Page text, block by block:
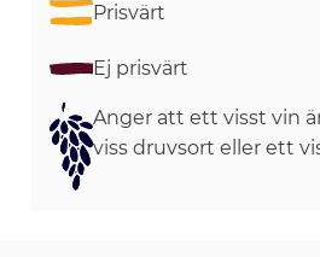
Prisvärt
Ej prisvärt
Anger att ett visst vin
viss druvsort eller ett